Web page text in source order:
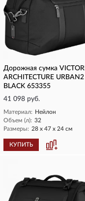
Дорожная сумка
ARCHITECTURE URBAN2
BLACK 653355
41 098 руб.
Материал: Нейлон
Объем (л): 32
Размеры: 28 х 47 х 24 см
КУПИТЬ